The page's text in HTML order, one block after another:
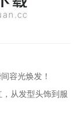
容光焕发！
从发型头饰到服